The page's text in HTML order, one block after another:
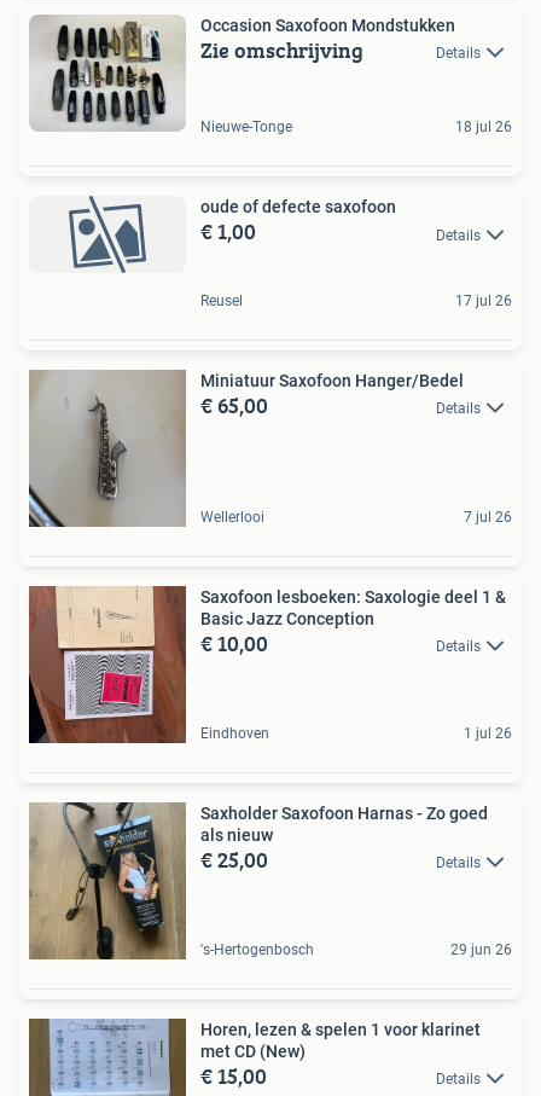
Occasion Saxofoon Mondstukken
Zie omschrijving Details
Nieuwe-Tonge 18 jul 26
oude of defecte saxofoon
€ 1,00 Details
Reusel 17 jul 26
Miniatuur Saxofoon Hanger/Bedel
€ 65,00 Details
Wellerlooi 7 jul 26
Saxofoon lesboeken: Saxologie deel 1 &
Basic Jazz Conception
€ 10,00 Details
Eindhoven 1 jul 26
Saxholder Saxofoon Harnas - Zo goed
als nieuw
€ 25,00 Details
's-Hertogenbosch 29 jun 26
Horen, lezen & spelen 1 voor klarinet
met CD (New)
€ 15,00 Details